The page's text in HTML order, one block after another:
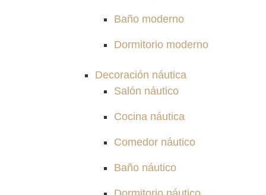
Baño moderno
Dormitorio moderno
Decoración náutica
Salón náutico
Cocina náutica
Comedor náutico
Baño náutico